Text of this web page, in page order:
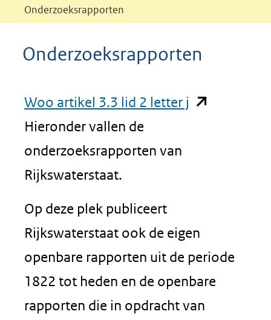
Onderzoeksrapporten
Onderzoeksrapporten
Woo artikel 3.3 lid 2 letter j (opent
Hieronder vallen de
onderzoeksrapporten van
Rijkswaterstaat.
Op deze plek publiceert
Rijkswaterstaat ook de eigen
openbare rapporten uit de periode
1822 tot heden en de openbare
rapporten die in opdracht van